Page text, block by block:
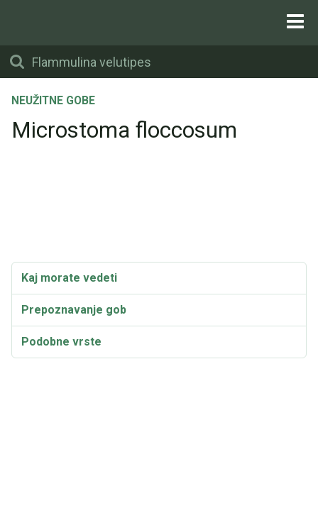
NEUŽITNE GOBE
Microstoma floccosum
Kaj morate vedeti
Prepoznavanje gob
Podobne vrste